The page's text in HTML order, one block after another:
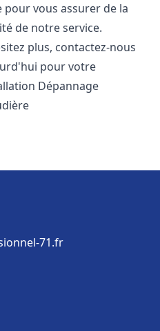
pour vous assurer de la
de notre service.
plus, contactez-nous
pour votre
Dépannage
71.fr